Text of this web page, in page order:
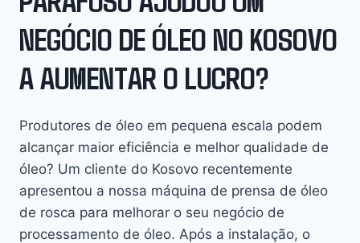
NEGÓCIO DE ÓLEO NO KOSOVO
A AUMENTAR O LUCRO?
Produtores de óleo em pequena escala podem
alcançar maior eficiência e melhor qualidade de
óleo? Um cliente do Kosovo recentemente
apresentou a nossa máquina de prensa de óleo
de rosca para melhorar o seu negócio de
processamento de óleo. Após a instalação, o